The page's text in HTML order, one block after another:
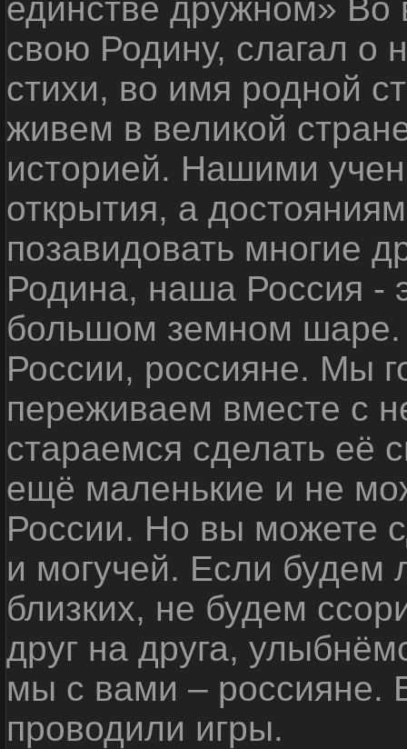
единстве дружном»
свою Родину, слагал о
стихи, во имя родной
живем в великой
историей. Нашими
открытия, а
позавидовать многие
Родина, наша Россия -
большом земном
России, россияне. Мы
переживаем вместе с
стараемся сделать её
ещё маленькие и не
России. Но вы можете
и могучей. Если будем
близких, не будем
друг на друга,
мы с вами – россияне.
проводили игры.